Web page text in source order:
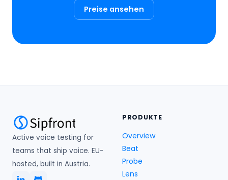
Preise ansehen
Active voice testing for
teams that ship voice. EU-
hosted, built in Austria.
PRODUKTE
Overview
Beat
Probe
Lens